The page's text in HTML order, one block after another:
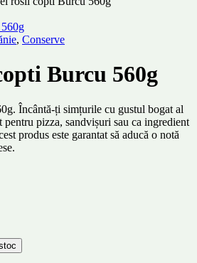
, Conserve
Burcu 560g
Încântă-ți simțurile cu gustul bogat al
pizza, sandvișuri sau ca ingredient
produs este garantat să aducă o notă